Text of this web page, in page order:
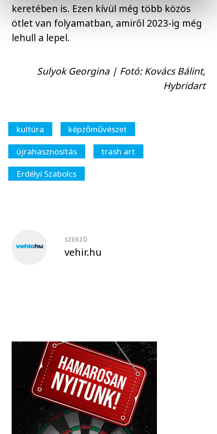
keretében is. Ezen kívül még több közös
ötlet van folyamatban, amiről 2023-ig még
lehull a lepel.
Sulyok Georgina | Fotó: Kovács Bálint,
Hybridart
kultúra
képzőművészet
újrahasznosítás
trash art
Erdélyi Szabolcs
SZERZŐ
vehir.hu